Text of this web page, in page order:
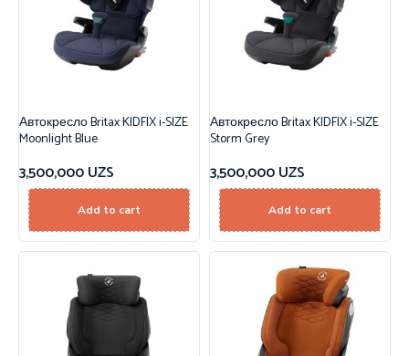
Автокресло Britax KIDFIX i-SIZE
Moonlight Blue
3,500,000UZS
Add to cart
Автокресло Britax KIDFIX i-SIZE
Storm Grey
3,500,000UZS
Add to cart